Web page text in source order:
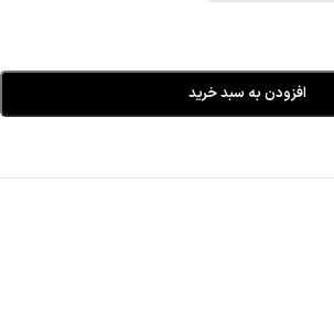
افزودن به سبد خرید